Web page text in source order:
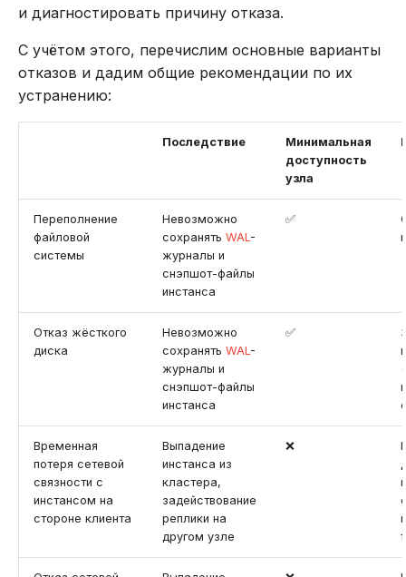
и диагностировать причину отказа.
С учётом этого, перечислим основные варианты
отказов и дадим общие рекомендации по их
устранению:
Последствие
Минимальная
доступность
узла
Переполнение
файловой
системы
Невозможно
сохранять WAL-
журналы и
снэпшот-файлы
инстанса
✅
Отказ жёсткого
диска
Невозможно
сохранять WAL-
журналы и
снэпшот-файлы
инстанса
✅
Временная
потеря сетевой
связности с
инстансом на
стороне клиента
Выпадение
инстанса из
кластера,
задействование
реплики на
другом узле
❌